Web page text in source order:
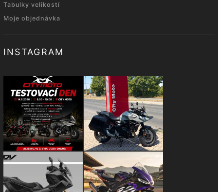
Tabulky velikostí
Moje objednávka
INSTAGRAM